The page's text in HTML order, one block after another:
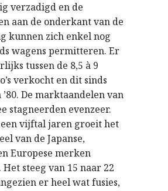
verzadigd en de
aan de onderkant van de
kunnen zich enkel nog
wagens permitteren. Er
tussen de 8,5 à 9
verkocht en dit sinds
De marktaandelen van
stagneerden evenzeer.
vijftal jaren groeit het
van de Japanse,
Europese merken
steeg van 15 naar 22
er heel wat fusies,